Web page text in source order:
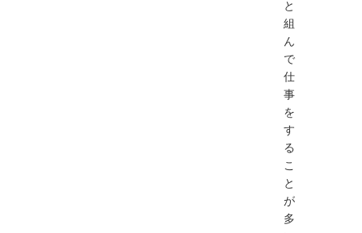
と
組
ん
で
仕
事
を
す
る
こ
と
が
多